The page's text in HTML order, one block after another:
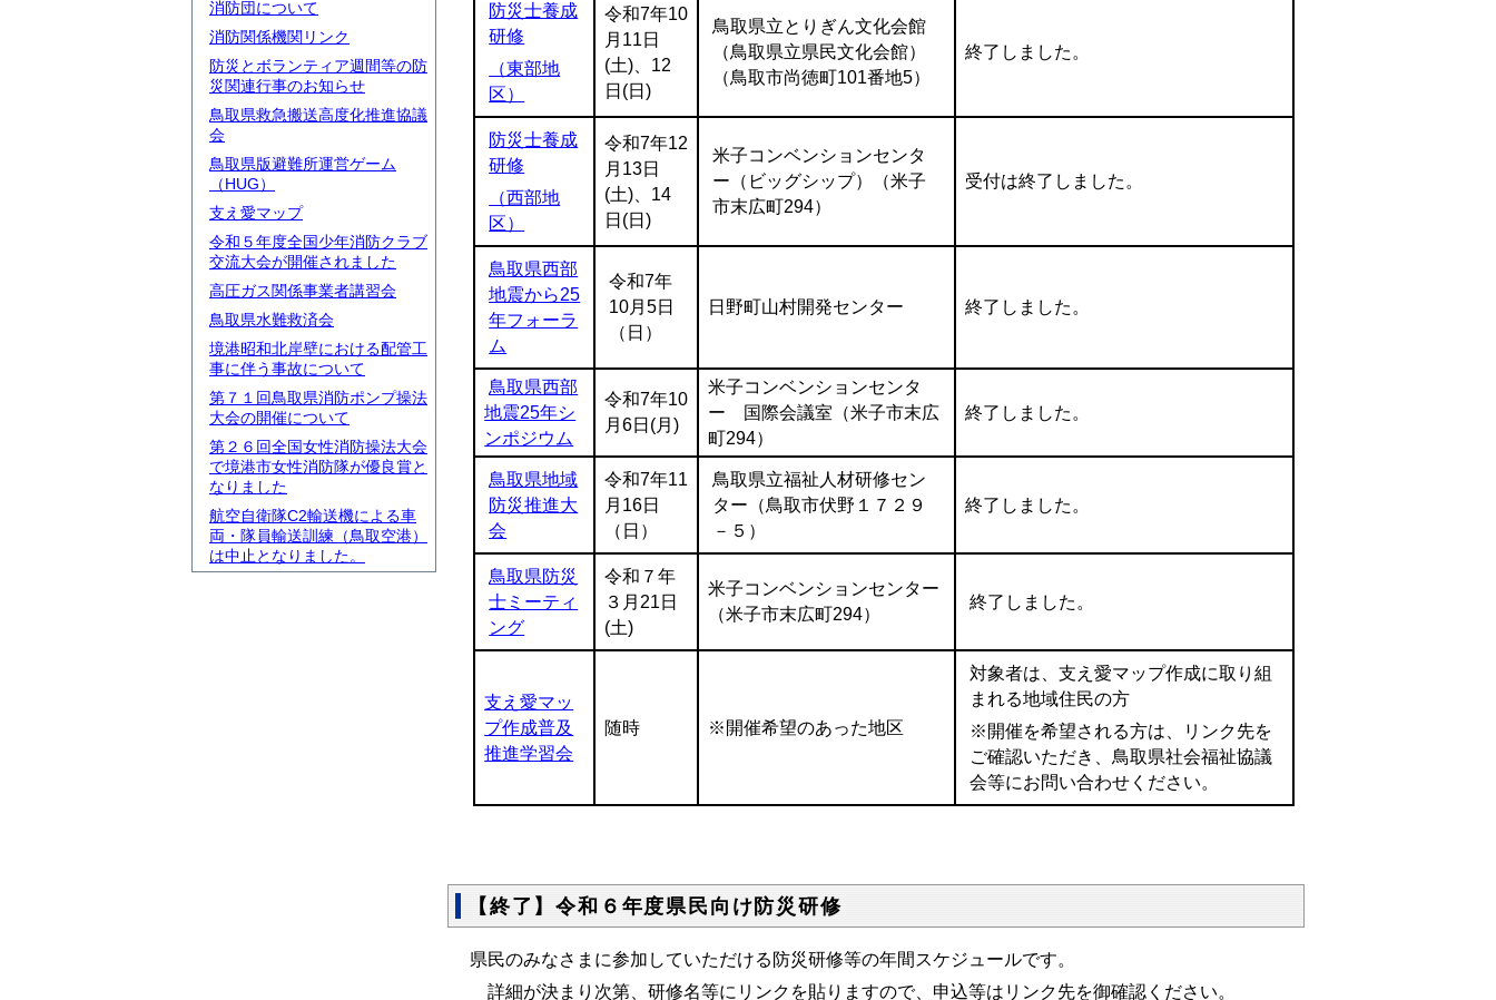
消防団について
消防関係機関リンク
防災とボランティア週間等の防
災関連行事のお知らせ
鳥取県救急搬送高度化推進協議
会
鳥取県版避難所運営ゲーム
（HUG）
支え愛マップ
令和５年度全国少年消防クラブ
交流大会が開催されました
高圧ガス関係事業者講習会
鳥取県水難救済会
境港昭和北岸壁における配管工
事に伴う事故について
第７１回鳥取県消防ポンプ操法
大会の開催について
第２６回全国女性消防操法大会
で境港市女性消防隊が優良賞と
なりました
航空自衛隊C2輸送機による車
両・隊員輸送訓練（鳥取空港）
は中止となりました。
防災士養成
研修
（東部地
区）
令和7年10
月11日
(土)、12
日(日)
鳥取県立とりぎん文化会館
（鳥取県立県民文化会館）
（鳥取市尚徳町101番地5）
終了しました。
防災士養成
研修
（西部地
区）
令和7年12
月13日
(土)、14
日(日)
米子コンベンションセンタ
ー（ビッグシップ）（米子
市末広町294）
受付は終了しました。
鳥取県西部
地震から25
年フォーラ
ム
令和7年
10月5日
（日）
日野町山村開発センター 終了しました。
鳥取県西部
地震25年シ
ンポジウム
令和7年10
月6日(月)
米子コンベンションセンタ
ー 国際会議室（米子市末広
町294）
終了しました。
鳥取県地域
防災推進大
会
令和7年11
月16日
（日）
鳥取県立福祉人材研修セン
ター（鳥取市伏野１７２９
－５）
終了しました。
鳥取県防災
士ミーティ
ング
令和７年
３月21日
(土)
米子コンベンションセンター
（米子市末広町294）
終了しました。
支え愛マッ
プ作成普及
推進学習会
随時 ※開催希望のあった地区
対象者は、支え愛マップ作成に取り組
まれる地域住民の方
※開催を希望される方は、リンク先を
ご確認いただき、鳥取県社会福祉協議
会等にお問い合わせください。
【終了】令和６年度県民向け防災研修
県民のみなさまに参加していただける防災研修等の年間スケジュールです。
詳細が決まり次第、研修名等にリンクを貼りますので、申込等はリンク先を御確認ください。